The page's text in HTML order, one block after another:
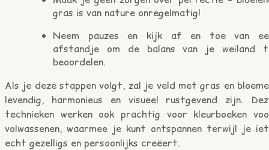
gras is van nature onregelmatig!
Neem pauzes en kijk af en toe van
afstandje om de balans van je weiland
beoordelen.
Als je deze stappen volgt, zal je veld met gras en
levendig, harmonieus en visueel rustgevend zijn.
technieken werken ook prachtig voor kleurboeken
volwassenen, waarmee je kunt ontspannen terwijl je
echt gezelligs en persoonlijks creëert.